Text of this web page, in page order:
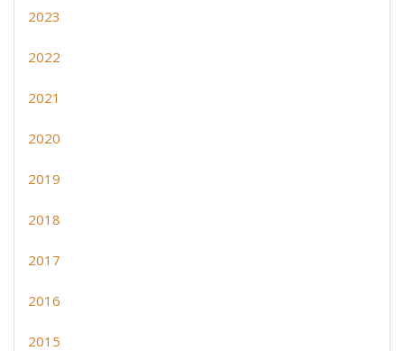
2023
2022
2021
2020
2019
2018
2017
2016
2015